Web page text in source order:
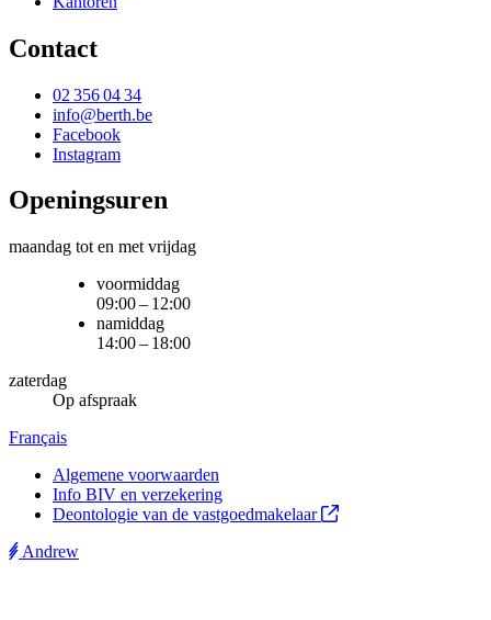
Contact
02 356 04 34
info@berth.be
Facebook
Instagram
Openingsuren
maandag tot en met vrijdag
voormiddag
09:00 – 12:00
namiddag
14:00 – 18:00
zaterdag
Op afspraak
Français
Algemene voorwaarden
Info BIV en verzekering
Deontologie van de vastgoedmakelaar
Andrew